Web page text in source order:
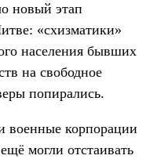
новый этап
«схизматики»
населения бывших
на свободное
попирались.
военные корпорации
могли отстаивать